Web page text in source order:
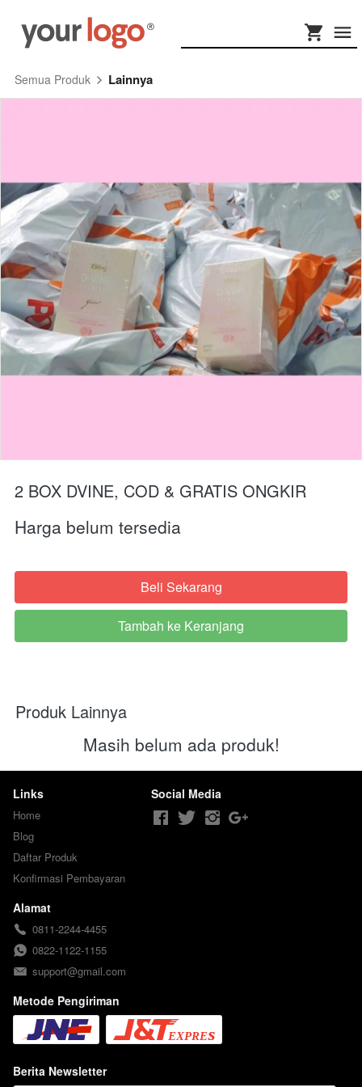
Semua Produk Lainnya
2 BOX DVINE, COD & GRATIS ONGKIR
Harga belum tersedia
`Beli Sekarang
`
Tambah ke Keranjang
Produk Lainnya
Masih belum ada produk!
Links
Home
Blog
Daftar Produk
Konfirmasi Pembayaran
Social Media
Alamat
0811-2244-4455
0822-1122-1155
support@gmail.com
Metode Pengiriman
Berita Newsletter